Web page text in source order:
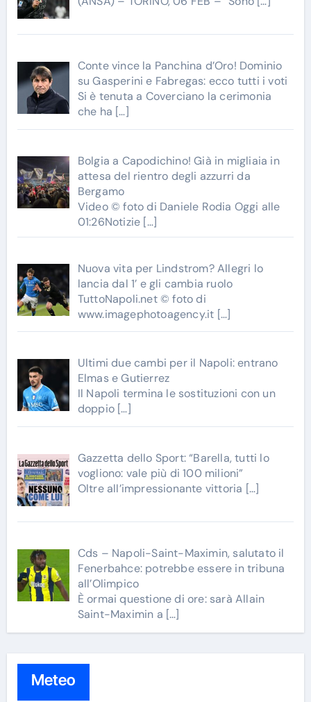
Conte vince la Panchina d’Oro! Dominio
su Gasperini e Fabregas: ecco tutti i voti
Si è tenuta a Coverciano la cerimonia
che ha […]
Bolgia a Capodichino! Già in migliaia in
attesa del rientro degli azzurri da
Bergamo
Video © foto di Daniele Rodia Oggi alle
01:26Notizie […]
Nuova vita per Lindstrom? Allegri lo
lancia dal 1’ e gli cambia ruolo
TuttoNapoli.net © foto di
www.imagephotoagency.it […]
Ultimi due cambi per il Napoli: entrano
Elmas e Gutierrez
Il Napoli termina le sostituzioni con un
doppio […]
Gazzetta dello Sport: “Barella, tutti lo
vogliono: vale più di 100 milioni”
Oltre all’impressionante vittoria […]
Cds – Napoli-Saint-Maximin, salutato il
Fenerbahce: potrebbe essere in tribuna
all’Olimpico
È ormai questione di ore: sarà Allain
Saint-Maximin a […]
Meteo